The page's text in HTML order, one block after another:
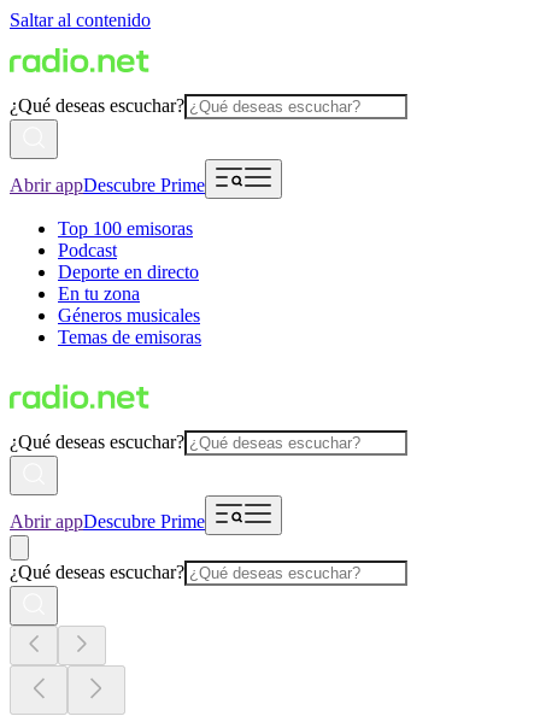
Saltar al contenido
¿Qué deseas escuchar?
Abrir appDescubre Prime
Top 100 emisoras
Podcast
Deporte en directo
En tu zona
Géneros musicales
Temas de emisoras
¿Qué deseas escuchar?
Abrir appDescubre Prime
¿Qué deseas escuchar?